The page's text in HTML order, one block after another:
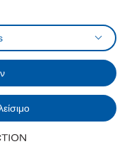
προσβασιμότητας
Δεδομένων
για ΙΚΕΑ.gr
- 2025